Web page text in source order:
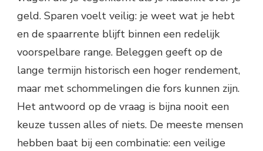
geld. Sparen voelt veilig: je weet wat je hebt
en de spaarrente blijft binnen een redelijk
voorspelbare range. Beleggen geeft op de
lange termijn historisch een hoger rendement,
maar met schommelingen die fors kunnen zijn.
Het antwoord op de vraag is bijna nooit een
keuze tussen alles of niets. De meeste mensen
hebben baat bij een combinatie: een veilige